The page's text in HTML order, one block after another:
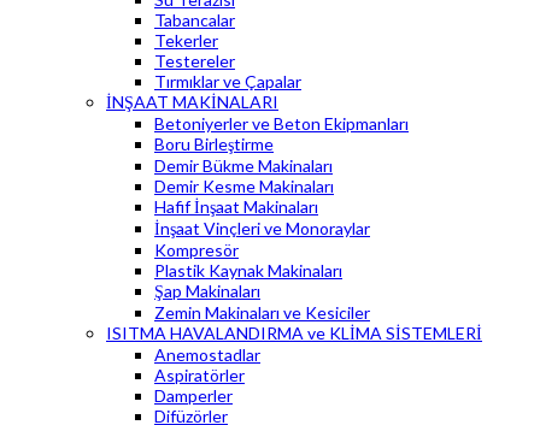
Tabancalar
Tekerler
Testereler
Tırmıklar ve Çapalar
İNŞAAT MAKİNALARI
Betoniyerler ve Beton Ekipmanları
Boru Birleştirme
Demir Bükme Makinaları
Demir Kesme Makinaları
Hafif İnşaat Makinaları
İnşaat Vinçleri ve Monoraylar
Kompresör
Plastik Kaynak Makinaları
Şap Makinaları
Zemin Makinaları ve Kesiciler
ISITMA HAVALANDIRMA ve KLİMA SİSTEMLERİ
Anemostadlar
Aspiratörler
Damperler
Difüzörler